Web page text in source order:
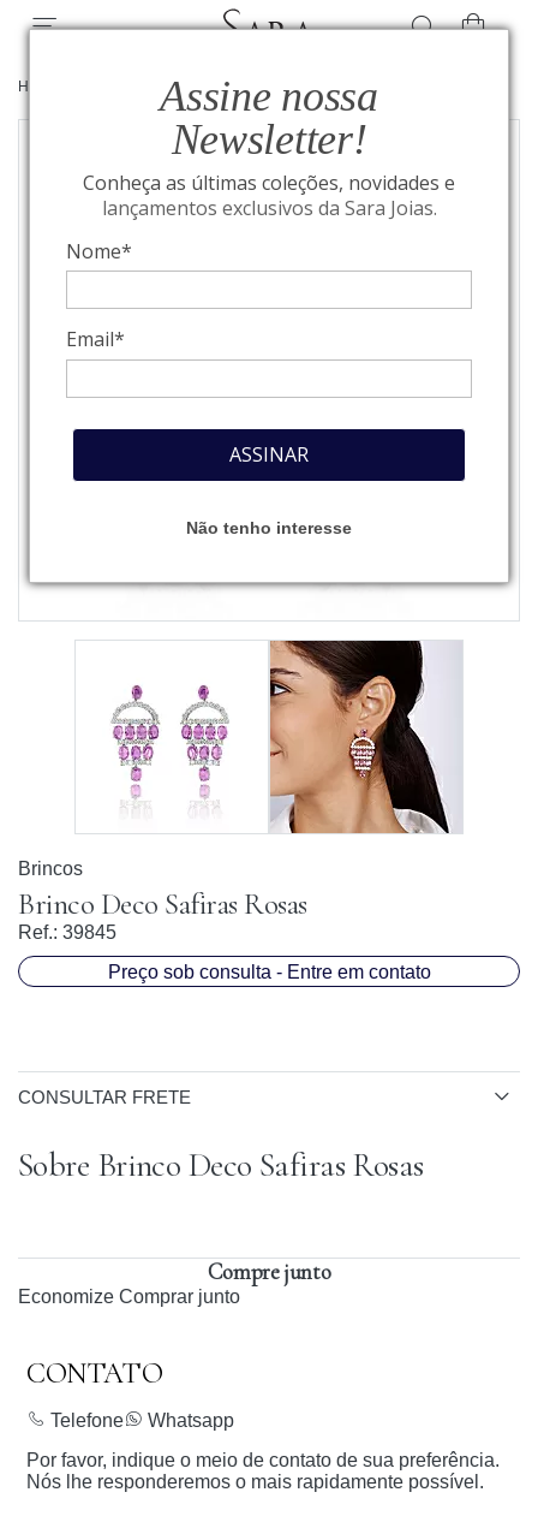
Assine nossa
Newsletter!
Conheça as últimas coleções, novidades e
lançamentos exclusivos da Sara Joias.
Nome*
Email*
ASSINAR
Não tenho interesse
HOME ALTA JOALHERIA/BRINCOS
Brincos
Brinco Deco Safiras Rosas
Ref.: 39845
Preço sob consulta - Entre em contato
CONSULTAR FRETE
Sobre Brinco Deco Safiras Rosas
Compre junto
Economize Comprar junto
CONTATO
Telefone
Whatsapp
Por favor, indique o meio de contato de sua preferência.
Nós lhe responderemos o mais rapidamente possível.